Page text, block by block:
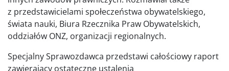
z przedstawicielami społeczeństwa obywatelskiego,
świata nauki, Biura Rzecznika Praw Obywatelskich,
oddziałów ONZ, organizacji regionalnych.
Specjalny Sprawozdawca przedstawi całościowy raport
zawierający ostateczne ustalenia